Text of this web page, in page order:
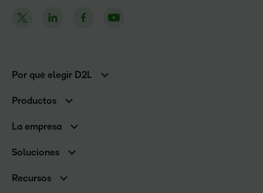
Por qué elegir D2L
Clientes corporativos
Productos
Servicios y asistencia
Asistencia
La empresa
Contactos y ubicaciones
Sala de Prensa
Soluciones
Educación primaria y secundaria
Recursos